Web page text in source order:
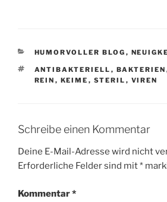
o
r
KATEGORIEN
HUMORVOLLER BLOG ,
SCHLAGWÖRTER
ANTIBAKTERIELL , BAKTERIEN
REIN , KEIME , STERIL , VIREN
Schreibe einen Kommentar
Deine E-Mail-Adresse wird nicht
Erforderliche Felder sind mit*
Kommentar*